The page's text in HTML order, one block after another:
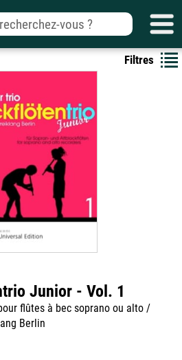
Filtres
Junior - Vol. 1
flûtes à bec soprano ou alto /
Berlin